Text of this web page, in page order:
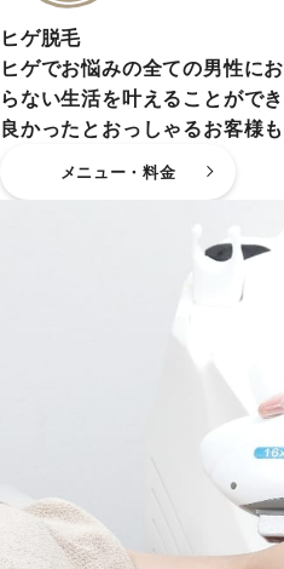
ヒゲ脱毛
ヒゲでお悩みの全ての男性に
らない生活を叶えることがで
良かったとおっしゃるお客様も
メニュー・料金